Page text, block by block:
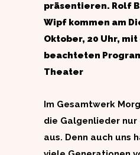
präsentieren. Rolf
Wipf kommen am
Oktober, 20 Uhr,
beachteten
Theater
Im Gesamtwerk
die Galgenlieder
aus. Denn auch uns